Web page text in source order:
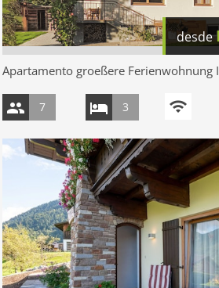
desde
Apartamento groeßere Ferienwohnung
7 3